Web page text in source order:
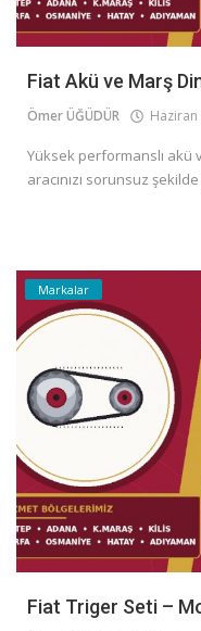
Fiat Akü ve Marş
Ömer ÜĞÜDÜR Haziran
Yüksek performanslı
aracınızı sorunsuz şekilde
Markalar
Fiat Triger Seti –